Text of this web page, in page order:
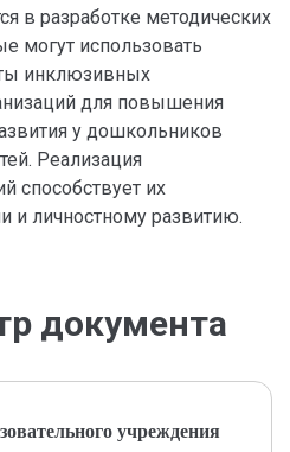
в разработке методических
могут использовать
инклюзивных
для повышения
у дошкольников
Реализация
способствует их
и личностному развитию.
документа
учреждения